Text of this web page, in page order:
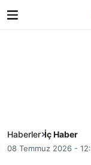
Haberler İç Haber
08 Temmuz 2026 -